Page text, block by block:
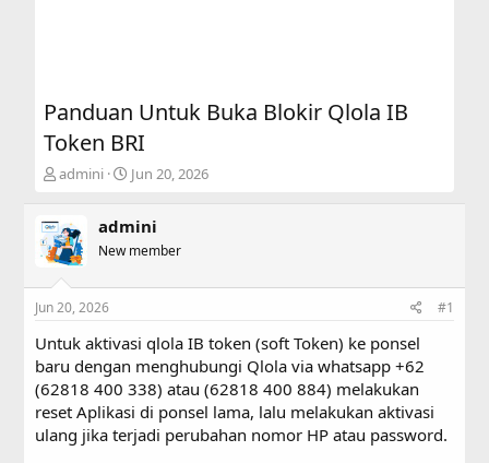
Panduan Untuk Buka Blokir Qlola IB
Token BRI
T
e
a
d
t
r
t
e
r
admini
S
r
t
a
Jun 20, 2026
admini
New member
Jun 20, 2026 #1
Untuk aktivasi qlola IB token (soft Token) ke ponsel
baru dengan menghubungi Qlola via whatsapp +62
(62818 400 338) atau (62818 400 884) melakukan
reset Aplikasi di ponsel lama, lalu melakukan aktivasi
ulang jika terjadi perubahan nomor HP atau password.